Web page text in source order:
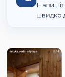
швидко